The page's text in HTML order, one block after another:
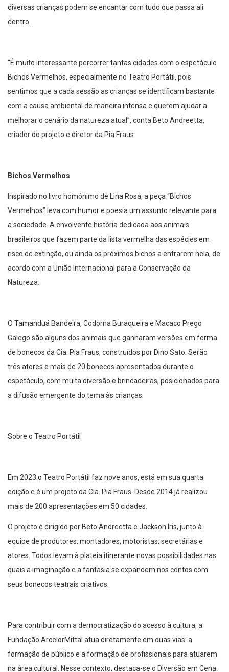
diversas crianças podem se encantar com tudo que passa ali
dentro.
“É muito interessante percorrer tantas cidades com o espetáculo
Bichos Vermelhos, especialmente no Teatro Portátil, pois
sentimos que a cada sessão as crianças se identificam bastante
com a causa ambiental de maneira intensa e querem ajudar a
melhorar o cenário da natureza atual”, conta Beto Andreetta,
criador do projeto e diretor da Pia Fraus.
Bichos Vermelhos
Inspirado no livro homônimo de Lina Rosa, a peça “Bichos
Vermelhos” leva com humor e poesia um assunto relevante para
a sociedade. A envolvente história dedicada aos animais
brasileiros que fazem parte da lista vermelha das espécies em
risco de extinção, ou ainda os próximos bichos a entrarem nela, de
acordo com a União Internacional para a Conservação da
Natureza.
O Tamanduá Bandeira, Codorna Buraqueira e Macaco Prego
Galego são alguns dos animais que ganharam versões em forma
de bonecos da Cia. Pia Fraus, construídos por Dino Sato. Serão
três atores e mais de 20 bonecos apresentados durante o
espetáculo, com muita diversão e brincadeiras, posicionados para
a difusão emergente do tema às crianças.
Sobre o Teatro Portátil
Em 2023 o Teatro Portátil faz nove anos, está em sua quarta
edição e é um projeto da Cia. Pia Fraus. Desde 2014 já realizou
mais de 200 apresentações em 50 cidades.
O projeto é dirigido por Beto Andreetta e Jackson Iris, junto à
equipe de produtores, montadores, motoristas, secretárias e
atores. Todos levam à plateia itinerante novas possibilidades nas
quais a imaginação e a fantasia se expandem nos contos com
seus bonecos teatrais criativos.
Para contribuir com a democratização do acesso à cultura, a
Fundação ArcelorMittal atua diretamente em duas vias: a
formação de público e a formação de profissionais para atuarem
na área cultural. Nesse contexto, destaca-se o Diversão em Cena.